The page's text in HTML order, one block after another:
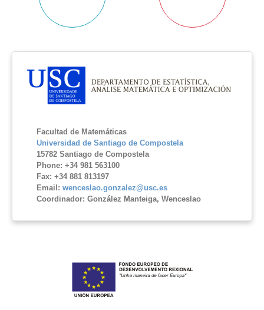
Facultad de Matemáticas
Universidad de Santiago de Compostela
15782 Santiago de Compostela
Phone: +34 981 563100
Fax: +34 881 813197
Email: wenceslao.gonzalez@usc.es
Coordinador: González Manteiga, Wenceslao